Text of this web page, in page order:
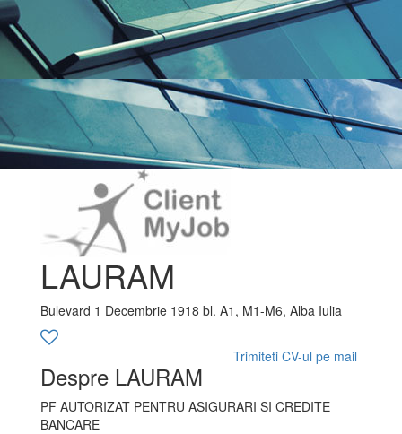
LAURAM
Bulevard 1 Decembrie 1918 bl. A1, M1-M6, Alba Iulia
Trimiteti CV-ul pe mail
Despre LAURAM
PF AUTORIZAT PENTRU ASIGURARI SI CREDITE
BANCARE